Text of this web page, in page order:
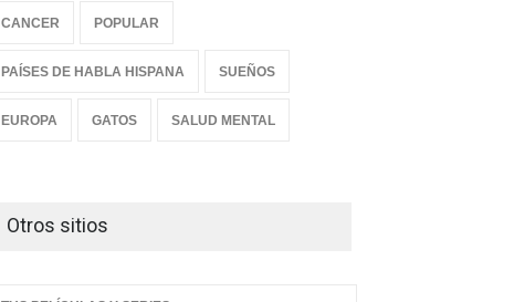
CANCER POPULAR
PAÍSES DE HABLA HISPANA SUEÑOS
EUROPA GATOS SALUD MENTAL
Otros sitios